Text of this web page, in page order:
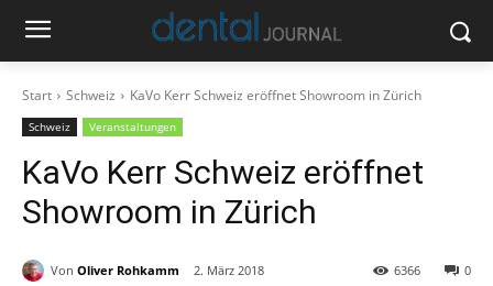
Start Schweiz KaVo Kerr Schweiz eröffnet Showroom in Zürich
Schweiz Veranstaltungen
KaVo Kerr Schweiz eröffnet
Showroom in Zürich
Von Oliver Rohkamm 2. März 2018 0
6366